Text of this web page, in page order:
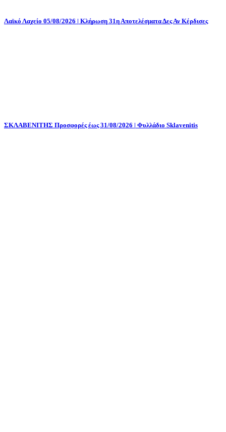
Λαϊκό Λαχείο 05/08/2026 | Κλήρωση 31η Αποτελέσματα Δες Αν Κέρδισες
ΣΚΛΑΒΕΝΙΤΗΣ Προσφορές έως 31/08/2026 | Φυλλάδιο Sklavenitis